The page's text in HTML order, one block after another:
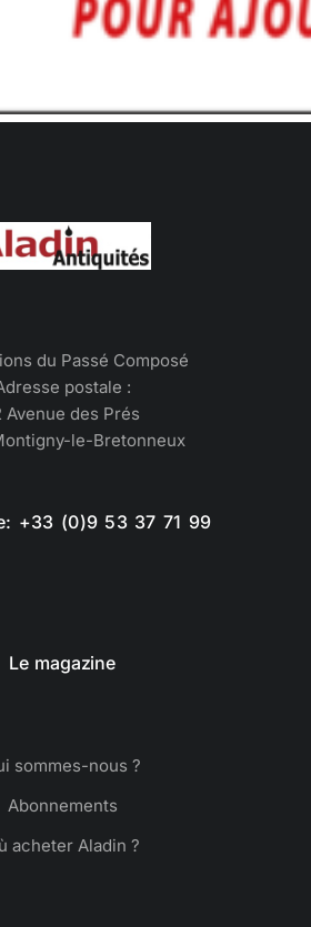
du Passé Composé
postale :
Avenue des Prés
le-Bretonneux
+33 (0)9 53 37 71 99
Le magazine
sommes-nous ?
Abonnements
acheter Aladin ?